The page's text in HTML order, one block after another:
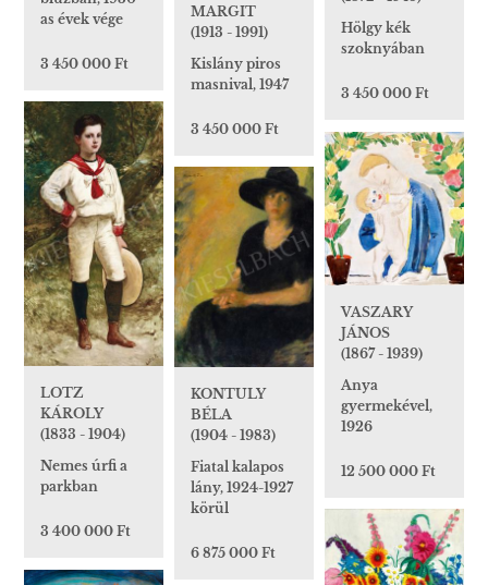
as évek vége
3 450 000 Ft
Hölgy kék
szoknyában
3 450 000 Ft
MARGIT
(1913 - 1991)
Kislány piros
masnival, 1947
3 450 000 Ft
LOTZ
KÁROLY
(1833 - 1904)
Nemes úrfi a
parkban
3 400 000 Ft
VASZARY
JÁNOS
(1867 - 1939)
Anya
gyermekével,
1926
12 500 000 Ft
KONTULY
BÉLA
(1904 - 1983)
Fiatal kalapos
lány, 1924-1927
körül
6 875 000 Ft